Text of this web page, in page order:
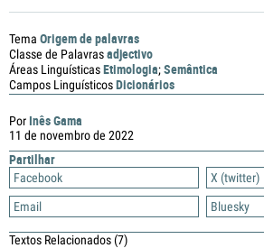
Por Inês Gama
11 de novembro de 2022
Partilhar
Facebook
X (twitter)
Email
Bluesky
Textos Relacionados(7)
Tema Origem de palavras
Classe de Palavrasadjectivo
Áreas LinguísticasEtimologia;Semântica
Campos LinguísticosDicionários